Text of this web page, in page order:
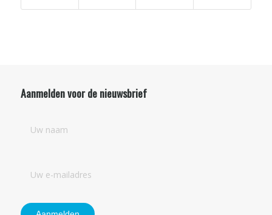
Aanmelden voor de nieuwsbrief